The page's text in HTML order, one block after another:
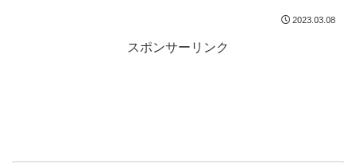
2023.03.08
スポンサーリンク